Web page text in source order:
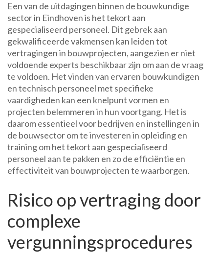
Een van de uitdagingen binnen de bouwkundige
sector in Eindhoven is het tekort aan
gespecialiseerd personeel. Dit gebrek aan
gekwalificeerde vakmensen kan leiden tot
vertragingen in bouwprojecten, aangezien er niet
voldoende experts beschikbaar zijn om aan de vraag
te voldoen. Het vinden van ervaren bouwkundigen
en technisch personeel met specifieke
vaardigheden kan een knelpunt vormen en
projecten belemmeren in hun voortgang. Het is
daarom essentieel voor bedrijven en instellingen in
de bouwsector om te investeren in opleiding en
training om het tekort aan gespecialiseerd
personeel aan te pakken en zo de efficiëntie en
effectiviteit van bouwprojecten te waarborgen.
Risico op vertraging door
complexe
vergunningsprocedures